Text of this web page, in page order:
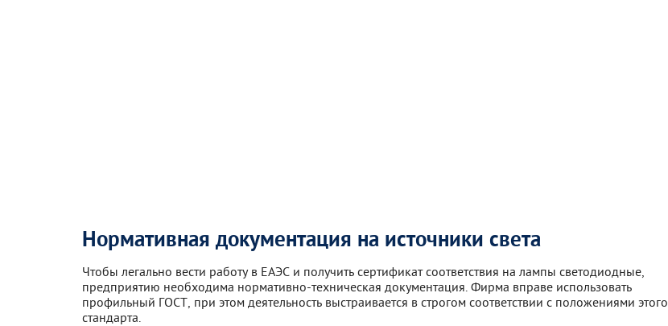
Нормативная документация на источники света
Чтобы легально вести работу в ЕАЭС и получить сертификат соответствия на лампы светодиодные,
предприятию необходима нормативно-техническая документация. Фирма вправе использовать
профильный ГОСТ, при этом деятельность выстраивается в строгом соответствии с положениями этого
стандарта.